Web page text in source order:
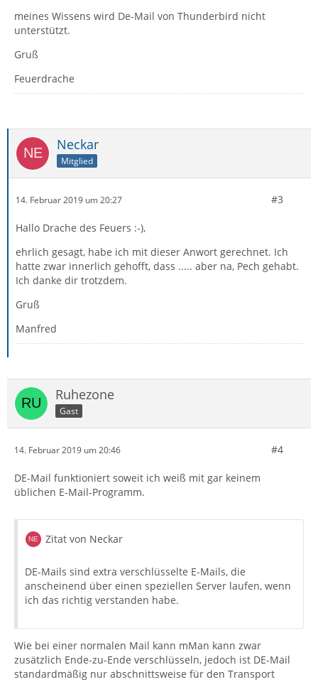
meines Wissens wird De-Mail von Thunderbird nicht
unterstützt.
Gruß
Feuerdrache
Neckar
Mitglied
14. Februar 2019 um 20:27 #3
Hallo Drache des Feuers :-),
ehrlich gesagt, habe ich mit dieser Anwort gerechnet. Ich
hatte zwar innerlich gehofft, dass ..... aber na, Pech gehabt.
Ich danke dir trotzdem.
Gruß
Manfred
Ruhezone
Gast
14. Februar 2019 um 20:46 #4
DE-Mail funktioniert soweit ich weiß mit gar keinem
üblichen E-Mail-Programm.
Zitat von Neckar
DE-Mails sind extra verschlüsselte E-Mails, die
anscheinend über einen speziellen Server laufen, wenn
ich das richtig verstanden habe.
Wie bei einer normalen Mail kann mMan kann zwar
zusätzlich Ende-zu-Ende verschlüsseln, jedoch ist DE-Mail
standardmäßig nur abschnittsweise für den Transport